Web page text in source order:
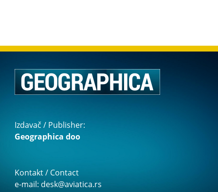
Izdavač / Publisher:
Geographica doo
Kontakt / Contact
e-mail: desk@aviatica.rs